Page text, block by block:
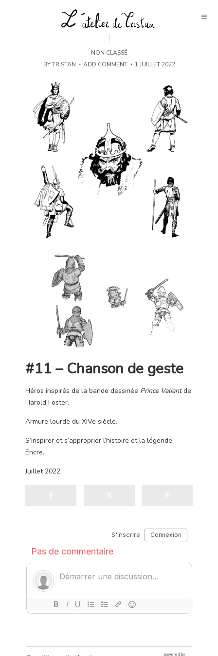
NON CLASSÉ
BYTRISTAN ADD COMMENT 1 JUILLET 2022
#11 – Chanson de geste
Héros inspirés de la bande dessinée Prince Valiantde
Harold Foster.
Armure lourde du XIVe siècle.
S’inspirer et s’approprier l’histoire et la légende.
Encre.
Juillet 2022.